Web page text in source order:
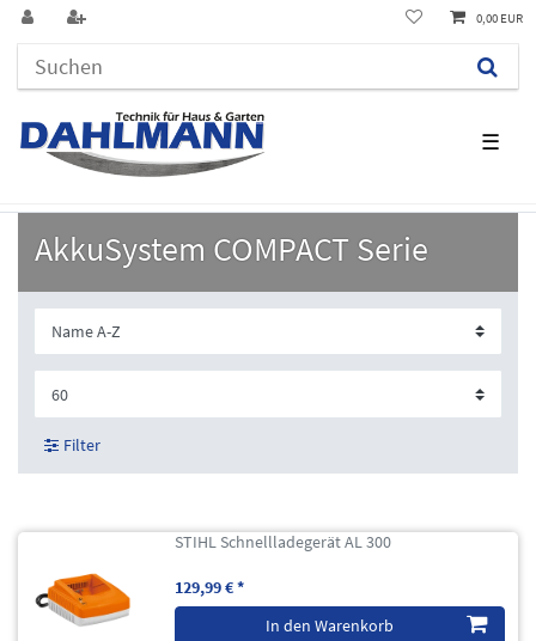
☰
0,00 EUR
AkkuSystem COMPACT Serie
Filter
STIHL Schnellladegerät AL 300
129,99 € *
In den Warenkorb